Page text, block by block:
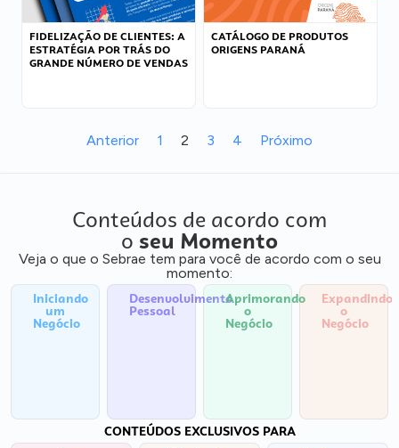
FIDELIZAÇÃO DE CLIENTES: A
ESTRATÉGIA POR TRÁS DO
GRANDE NÚMERO DE VENDAS
CATÁLOGO DE PRODUTOS
ORIGENS PARANÁ
Anterior 1 2 3 4 Próximo
Conteúdos de acordo com
o seu Momento
Veja o que o Sebrae tem para você de acordo com o seu
momento:
Iniciando
um
Negócio
Desenvolvimento
Pessoal
Aprimorando
o
Negócio
Expandindo
o
Negócio
CONTEÚDOS EXCLUSIVOS PARA